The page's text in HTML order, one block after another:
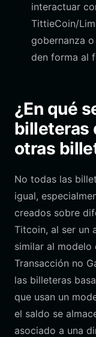
interactuar
TittieCoin/
gobernanza
den forma al
¿En qué
billeteras
otras
No todas las
igual,
creados sobre
Titcoin, al ser un
similar al modelo
Transacción no
las billeteras
que usan un
el saldo se
asociado a una